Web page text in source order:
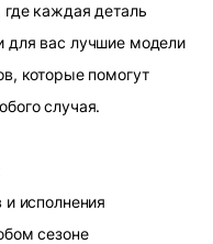
каждая деталь
для вас лучшие модели
которые помогут
случая.
и исполнения
сезоне